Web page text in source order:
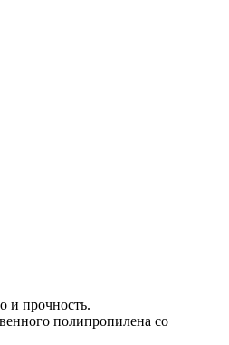
и прочность.
полипропилена со